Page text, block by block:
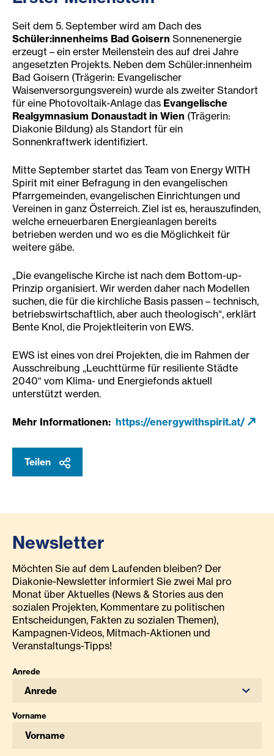
Seit dem 5. September wird am Dach des
Schüler:innenheims Bad Goisern Sonnenenergie
erzeugt – ein erster Meilenstein des auf drei Jahre
angesetzten Projekts. Neben dem Schüler:innenheim
Bad Goisern (Trägerin: Evangelischer
Waisenversorgungsverein) wurde als zweiter Standort
für eine Photovoltaik-Anlage das Evangelische
Realgymnasium Donaustadt in Wien (Trägerin:
Diakonie Bildung) als Standort für ein
Sonnenkraftwerk identifiziert.
Mitte September startet das Team von Energy WITH
Spirit mit einer Befragung in den evangelischen
Pfarrgemeinden, evangelischen Einrichtungen und
Vereinen in ganz Österreich. Ziel ist es, herauszufinden,
welche erneuerbaren Energieanlagen bereits
betrieben werden und wo es die Möglichkeit für
weitere gäbe.
„Die evangelische Kirche ist nach dem Bottom-up-
Prinzip organisiert. Wir werden daher nach Modellen
suchen, die für die kirchliche Basis passen – technisch,
betriebswirtschaftlich, aber auch theologisch“, erklärt
Bente Knol, die Projektleiterin von EWS.
EWS ist eines von drei Projekten, die im Rahmen der
Ausschreibung „Leuchttürme für resiliente Städte
2040“ vom Klima- und Energiefonds aktuell
unterstützt werden.
Mehr Informationen: https://energywithspirit.at/
Teilen
Newsletter
Möchten Sie auf dem Laufenden bleiben? Der
Diakonie-Newsletter informiert Sie zwei Mal pro
Monat über Aktuelles (News & Stories aus den
sozialen Projekten, Kommentare zu politischen
Entscheidungen, Fakten zu sozialen Themen),
Kampagnen-Videos, Mitmach-Aktionen und
Veranstaltungs-Tipps!
Anrede
Anrede
Vorname